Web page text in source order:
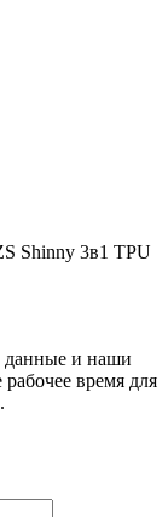
Shinny 3в1 TPU
данные и наши
время для